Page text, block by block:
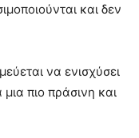
και δεν
να ενισχύσει
μια πιο πράσινη και